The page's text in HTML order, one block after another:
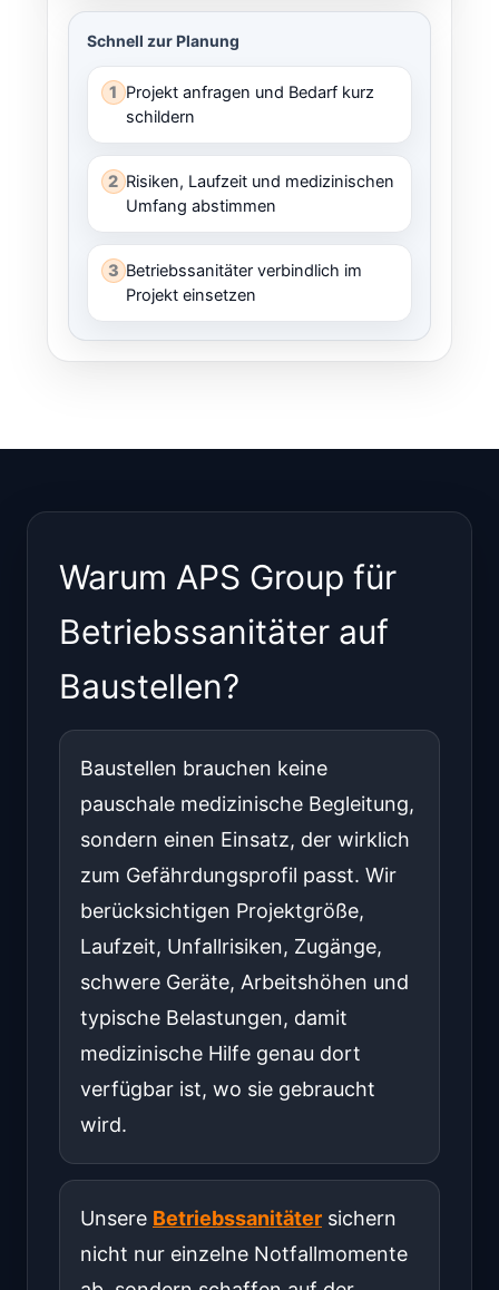
Schnell zur Planung
1 Projekt anfragen und Bedarf kurz
schildern
2 Risiken, Laufzeit und medizinischen
Umfang abstimmen
3 Betriebssanitäter verbindlich im
Projekt einsetzen
Warum APS Group für
Betriebssanitäter auf
Baustellen?
Baustellen brauchen keine
pauschale medizinische Begleitung,
sondern einen Einsatz, der wirklich
zum Gefährdungsprofil passt. Wir
berücksichtigen Projektgröße,
Laufzeit, Unfallrisiken, Zugänge,
schwere Geräte, Arbeitshöhen und
typische Belastungen, damit
medizinische Hilfe genau dort
verfügbar ist, wo sie gebraucht
wird.
Unsere Betriebssanitäter sichern
nicht nur einzelne Notfallmomente